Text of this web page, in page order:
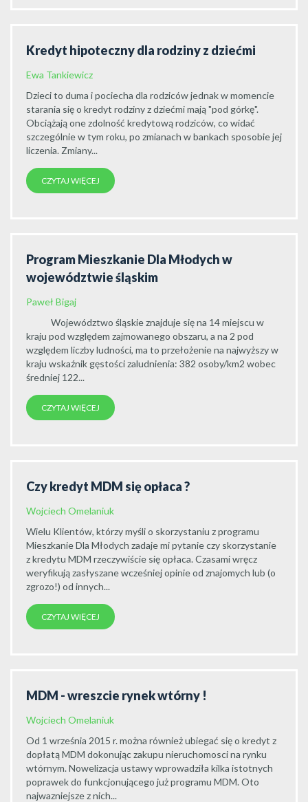
Kredyt hipoteczny dla rodziny z dziećmi
Ewa Tankiewicz
Dzieci to duma i pociecha dla rodziców jednak w momencie
starania się o kredyt rodziny z dziećmi mają "pod górkę".
Obciążają one zdolność kredytową rodziców, co widać
szczególnie w tym roku, po zmianach w bankach sposobie jej
liczenia. Zmiany...
CZYTAJ WIĘCEJ
Program Mieszkanie Dla Młodych w
województwie śląskim
Paweł Bigaj
Województwo śląskie znajduje się na 14 miejscu w
kraju pod względem zajmowanego obszaru, a na 2 pod
względem liczby ludności, ma to przełożenie na najwyższy w
kraju wskaźnik gęstości zaludnienia: 382 osoby/km2 wobec
średniej 122...
CZYTAJ WIĘCEJ
Czy kredyt MDM się opłaca ?
Wojciech Omelaniuk
Wielu Klientów, którzy myśli o skorzystaniu z programu
Mieszkanie Dla Młodych zadaje mi pytanie czy skorzystanie
z kredytu MDM rzeczywiście się opłaca. Czasami wręcz
weryfikują zasłyszane wcześniej opinie od znajomych lub (o
zgrozo!) od innych...
CZYTAJ WIĘCEJ
MDM - wreszcie rynek wtórny !
Wojciech Omelaniuk
Od 1 września 2015 r. można również ubiegać się o kredyt z
dopłatą MDM dokonując zakupu nieruchomosci na rynku
wtórnym. Nowelizacja ustawy wprowadziła kilka istotnych
poprawek do funkcjonującego już programu MDM. Oto
najwazniejsze z nich...